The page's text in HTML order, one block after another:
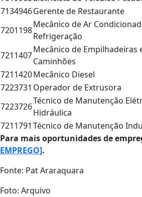
7134946Gerente de Restaurante
7201198
Mecânico de Ar
Refrigeração
7211407
Mecânico de Empilhadeiras
Caminhões
7211420Mecânico Diesel
7223731 Operador de Extrusora
7223726
Técnico de Manutenção
Hidráulica
7211791 Técnico de Manutenção
Para mais oportunidades de
EMPREGO].
Fonte: Pat Araraquara
Foto: Arquivo